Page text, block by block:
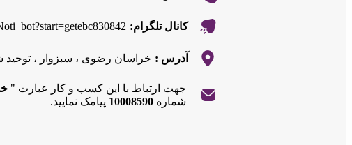
کانال تلگرام:
آدرس : خراسان رضوی ، سبزوار ، توحید
جهت ارتباط با این کسب و کار عبارت "
شماره 10008590 پیامک نمایید.